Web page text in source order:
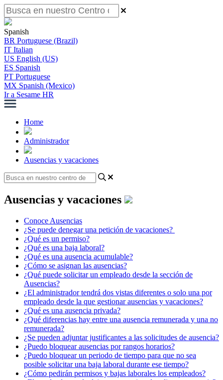
Spanish
BR Portuguese (Brazil)
IT Italian
US English (US)
ES Spanish
PT Portuguese
MX Spanish (Mexico)
Ir a Sesame HR
Home
Administrador
Ausencias y vacaciones
Ausencias y vacaciones
Conoce Ausencias
¿Se puede denegar una petición de vacaciones? ​
¿Qué es un permiso?
¿Qué es una baja laboral?
¿Qué es una ausencia acumulable?
¿Cómo se asignan las ausencias?
¿Qué puede solicitar un empleado desde la sección de
Ausencias?
¿El administrador tendrá dos vistas diferentes o solo una por
empleado desde la que gestionar ausencias y vacaciones?
¿Qué es una ausencia privada?
¿Qué diferencias hay entre una ausencia remunerada y una no
remunerada?
¿Se pueden adjuntar justificantes a las solicitudes de ausencia?
¿Puedo bloquear ausencias por rangos horarios?
¿Puedo bloquear un periodo de tiempo para que no sea
posible solicitar una baja laboral durante ese tiempo?
¿Cómo pedirán permisos y bajas laborales los empleados?